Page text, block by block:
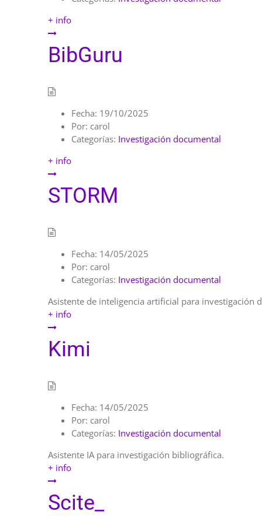
+ info
BibGuru
Fecha: 19/10/2025
Por: carol
Categorías: Investigación documental
+ info
STORM
Fecha: 14/05/2025
Por: carol
Categorías: Investigación documental
Asistente de inteligencia artificial para investigación
+ info
Kimi
Fecha: 14/05/2025
Por: carol
Categorías: Investigación documental
Asistente IA para investigación bibliográfica.
+ info
Scite_